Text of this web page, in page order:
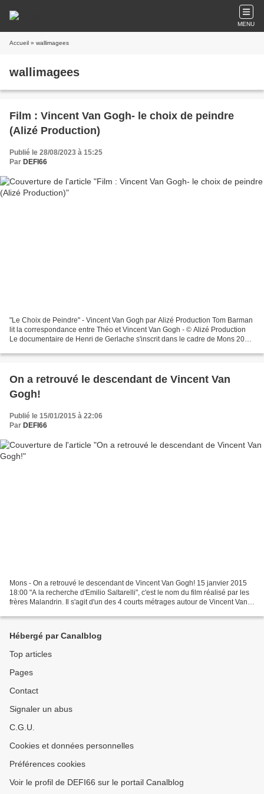
MENU
Accueil » wallimagees
wallimagees
Film : Vincent Van Gogh- le choix de peindre
(Alizé Production)
Publié le 28/08/2023 à 15:25
Par DEFI66
"Le Choix de Peindre" - Vincent Van Gogh par Alizé Production Tom Barman
lit la correspondance entre Théo et Vincent Van Gogh - © Alizé Production
Le documentaire de Henri de Gerlache s'inscrit dans le cadre de Mons 2015
On a retrouvé le descendant de Vincent Van
Gogh!
Publié le 15/01/2015 à 22:06
Par DEFI66
Mons - On a retrouvé le descendant de Vincent Van Gogh! 15 janvier 2015
18:00 "A la recherche d'Emilio Saltarelli", c'est le nom du film réalisé par les
frères Malandrin. Il s'agit d'un des 4 courts métrages autour de Vincent Van
Hébergé par Canalblog
Top articles
Pages
Contact
Signaler un abus
C.G.U.
Cookies et données personnelles
Préférences cookies
Voir le profil de DEFI66 sur le portail Canalblog